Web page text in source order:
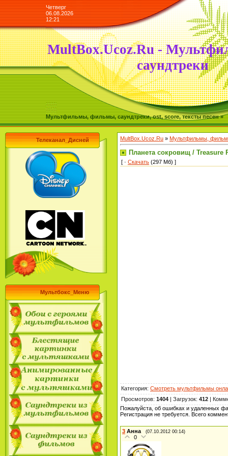
Четверг
06.08.2026
12:21
MultBox.Ucoz.Ru -
саундтреки
Мультфильмы, фильмы, саундтреки, ost, score, тексты песен »
Телеканал_Дисней
Мультбокс_Меню
MultBox.Ucoz.Ru » Мультфильмы,
Планета сокровищ / Treasure
[ · Скачать (297 Мб) ]
Категория: Смотреть мультфильмы
Просмотров: 1404 | Загрузок: 412 |
Пожалуйста, об ошибках и удаленных
Регистрация не требуется. Всего
3 Анна (07.10.2012 00:14)
0